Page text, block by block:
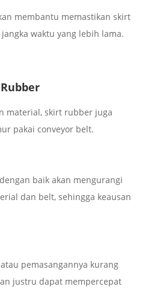
membantu memastikan skirt
waktu yang lebih lama.
material, skirt rubber juga
pakai conveyor belt.
baik akan mengurangi
dan belt, sehingga keausan
pemasangannya kurang
justru dapat mempercepat